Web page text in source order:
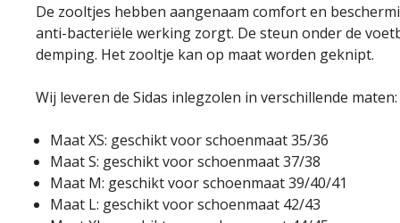
De zooltjes hebben aangenaam comfort en
anti-bacteriële werking zorgt. De steun onder de
demping. Het zooltje kan op maat worden geknipt.
Wij leveren de Sidas inlegzolen in verschillende maten:
Maat XS: geschikt voor schoenmaat 35/36
Maat S: geschikt voor schoenmaat 37/38
Maat M: geschikt voor schoenmaat 39/40/41
Maat L: geschikt voor schoenmaat 42/43